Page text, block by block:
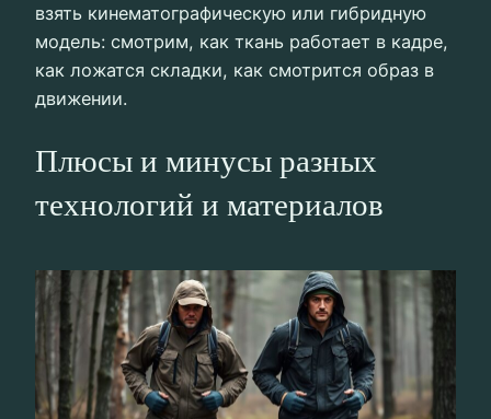
взять кинематографическую или гибридную
модель: смотрим, как ткань работает в кадре,
как ложатся складки, как смотрится образ в
движении.
Плюсы и минусы разных
технологий и материалов